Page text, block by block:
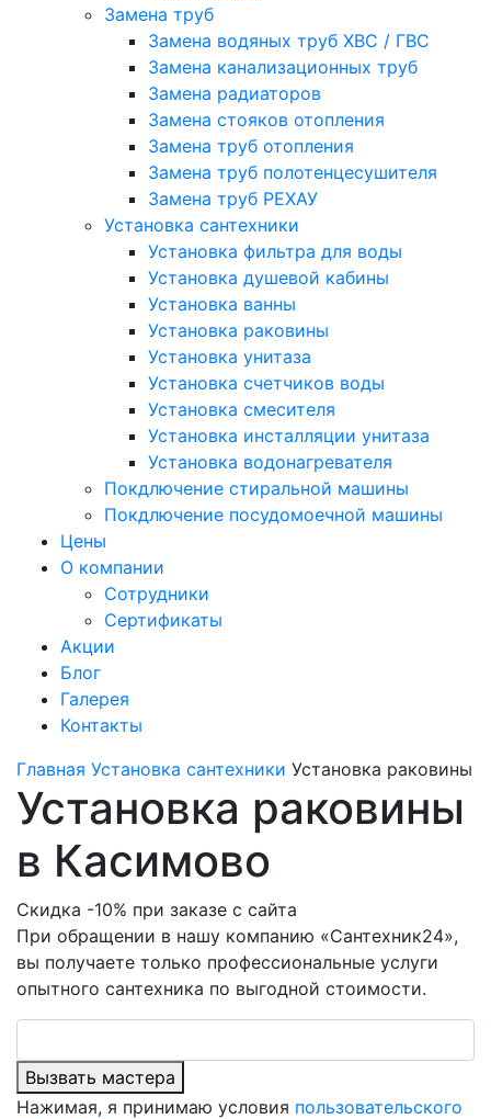
Замена труб
Замена водяных труб ХВС / ГВС
Замена канализационных труб
Замена радиаторов
Замена стояков отопления
Замена труб отопления
Замена труб полотенцесушителя
Замена труб РЕХАУ
Установка сантехники
Установка фильтра для воды
Установка душевой кабины
Установка ванны
Установка раковины
Установка унитаза
Установка счетчиков воды
Установка смесителя
Установка инсталляции унитаза
Установка водонагревателя
Покдлючение стиральной машины
Покдлючение посудомоечной машины
Цены
О компании
Сотрудники
Сертификаты
Акции
Блог
Галерея
Контакты
Главная Установка сантехники Установка раковины
Установка раковины
в Касимово
Скидка -10% при заказе с сайта
При обращении в нашу компанию «Сантехник24»,
вы получаете только профессиональные услуги
опытного сантехника по выгодной стоимости.
Вызвать мастера
Нажимая, я принимаю условия пользовательского